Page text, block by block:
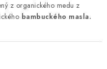
z organického medu z
bambuckého masla.